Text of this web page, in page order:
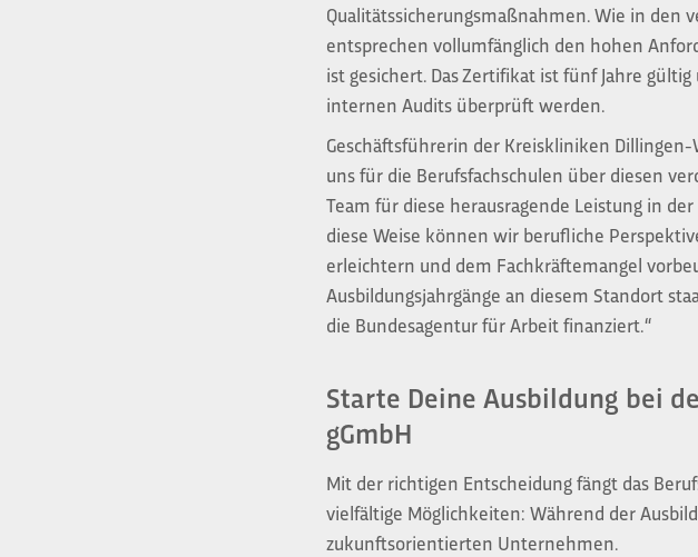
Qualitätssicherungsmaßnahmen. Wie in den
entsprechen vollumfänglich den hohen
ist gesichert. Das Zertifikat ist fünf Jahre
internen Audits überprüft werden.
Geschäftsführerin der Kreiskliniken Dillingen-
uns für die Berufsfachschulen über diesen
Team für diese herausragende Leistung in
diese Weise können wir berufliche
erleichtern und dem Fachkräftemangel
Ausbildungsjahrgänge an diesem Standort
die Bundesagentur für Arbeit finanziert.“
Starte Deine Ausbildung bei
gGmbH
Mit der richtigen Entscheidung fängt das
vielfältige Möglichkeiten: Während der
zukunftsorientierten Unternehmen.